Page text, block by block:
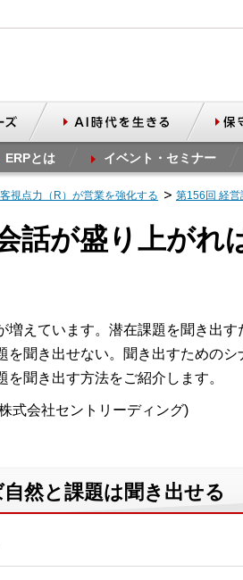
ERPとは イベント・セミナー
視点力（R）が営業を強化する 第156回 経営
話が盛り上がれ
えています。潜在課題を聞き出
聞き出せない。聞き出すための
を聞き出す方法をご紹介します。
式会社セントリーディング)
然と課題は聞き出せる